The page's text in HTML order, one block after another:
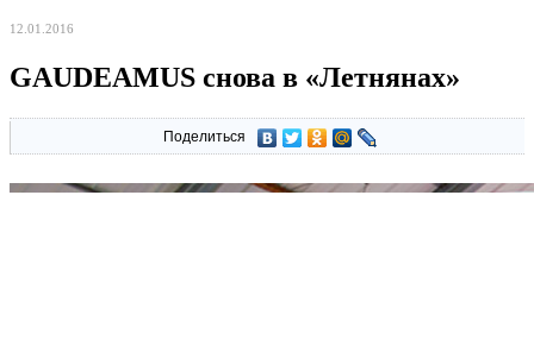
12.01.2016
GAUDEAMUS снова в «Летнянах»
Поделиться